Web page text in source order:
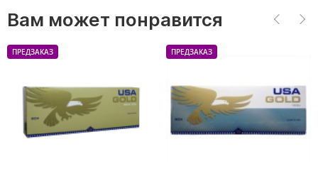
Вам может понравится
ПРЕДЗАКАЗ ПРЕДЗАКАЗ